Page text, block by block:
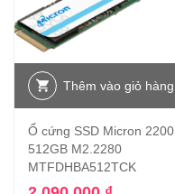
Thêm vào giỏ hàng
Ổ cứng SSD Micron 2200
512GB M2.2280
MTFDHBA512TCK